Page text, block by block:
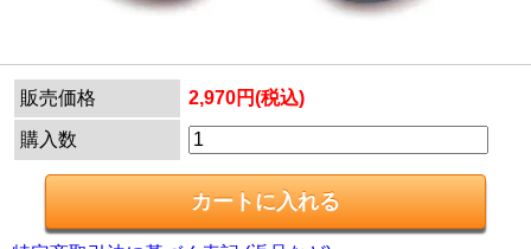
販売価格 2,970円(税込)
購入数